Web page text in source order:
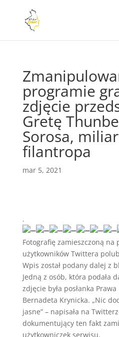
programie
zdjęcie
Gretę
Sorosa,
filantropa
mar 5, 2021
.
Fotografię zamieszczoną na
użytkowników Twittera
Wpis został podany dalej z
Jedną z osób, która podała
zdjęcie była posłanka
Bernadeta Krynicka. „Nic
jasne” – napisała na
dokumentujący ten fakt
użytkowniczek serwisu.